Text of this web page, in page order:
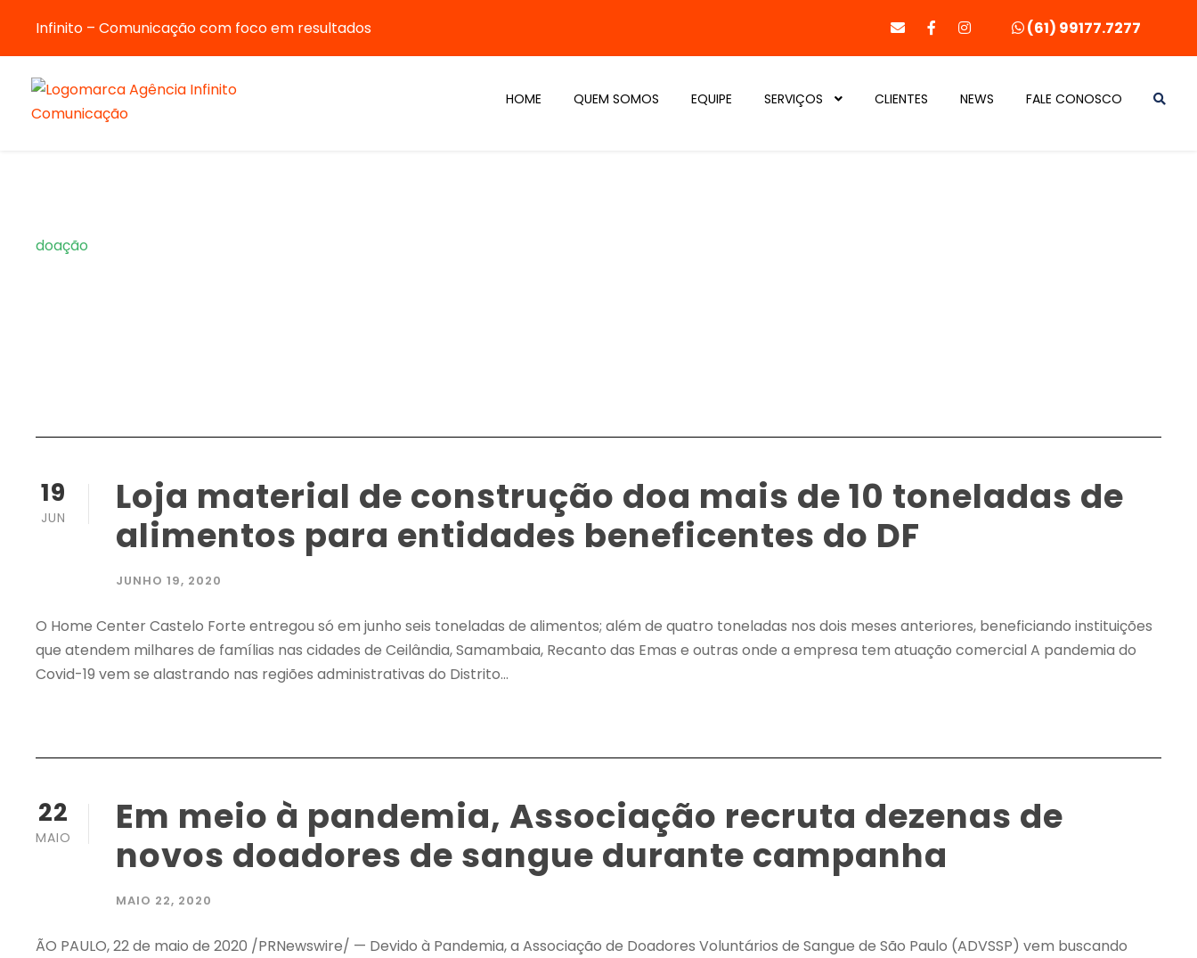
Infinito – Comunicação com foco em resultados (61) 99177.7277
HOME QUEM SOMOS EQUIPE SERVIÇOS CLIENTES NEWS FALE CONOSCO
doação
19
JUN
Loja material de construção doa mais de 10 toneladas de
alimentos para entidades beneficentes do DF
JUNHO 19, 2020
O Home Center Castelo Forte entregou só em junho seis toneladas de alimentos; além de quatro toneladas nos dois meses anteriores, beneficiando instituições
que atendem milhares de famílias nas cidades de Ceilândia, Samambaia, Recanto das Emas e outras onde a empresa tem atuação comercial A pandemia do
Covid-19 vem se alastrando nas regiões administrativas do Distrito...
22
MAIO
Em meio à pandemia, Associação recruta dezenas de
novos doadores de sangue durante campanha
MAIO 22, 2020
ÃO PAULO, 22 de maio de 2020 /PRNewswire/ — Devido à Pandemia, a Associação de Doadores Voluntários de Sangue de São Paulo (ADVSSP) vem buscando